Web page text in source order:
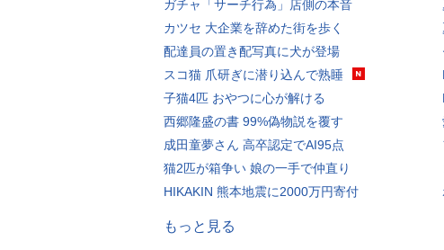
ガチャ「サーチ行為」店側の本音
カツセ 大企業を辞めた街を歩く
配達員の置き配写真に犬が登場
スコ猫 爪研ぎに潜り込んで熟睡
子猫4匹 おやつに心が解ける
西郷隆盛の書 99%偽物説を覆す
成田童夢さん 高卒認定でAI95点
猫2匹が箱争い 娘の一手で仲直り
HIKAKIN 熊本地震に2000万円寄付
もっと見る